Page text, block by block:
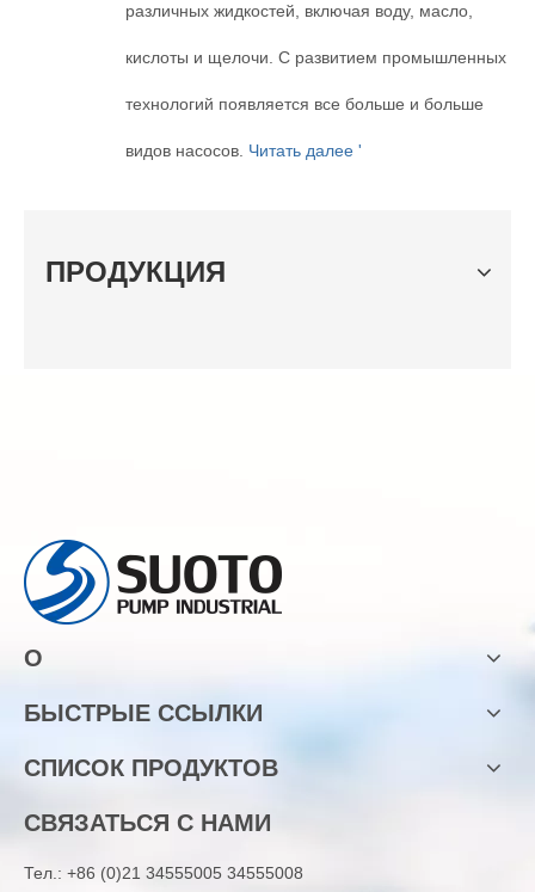
различных жидкостей, включая воду, масло,
кислоты и щелочи. С развитием промышленных
технологий появляется все больше и больше
видов насосов. Читать далее '
ПРОДУКЦИЯ
О
БЫСТРЫЕ ССЫЛКИ
СПИСОК ПРОДУКТОВ
СВЯЗАТЬСЯ С НАМИ
Тел.: +86 (0)21 34555005 34555008